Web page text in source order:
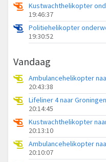
19:46:37
19:30:52
Vandaag
20:43:38
Lifeliner 4 naar
20:14:45
20:13:10
Ambulancehelikopter
20:10:07